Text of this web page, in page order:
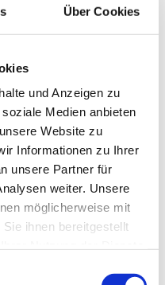
Über Cookies
und Anzeigen zu
Medien anbieten
Website zu
Informationen zu Ihrer
unsere Partner für
weiter. Unsere
möglicherweise mit
ihnen bereitgestellt
im Sinne des
ermöglichen uns,
Wiedererkennung ist
unserer Internetseite
Internetseite, die
nicht bei
erneut seine
von der Internetseite
des Benutzers
wird. Ein weiteres
im Online-
die Artikel, die ein
gelegt hat, über ein